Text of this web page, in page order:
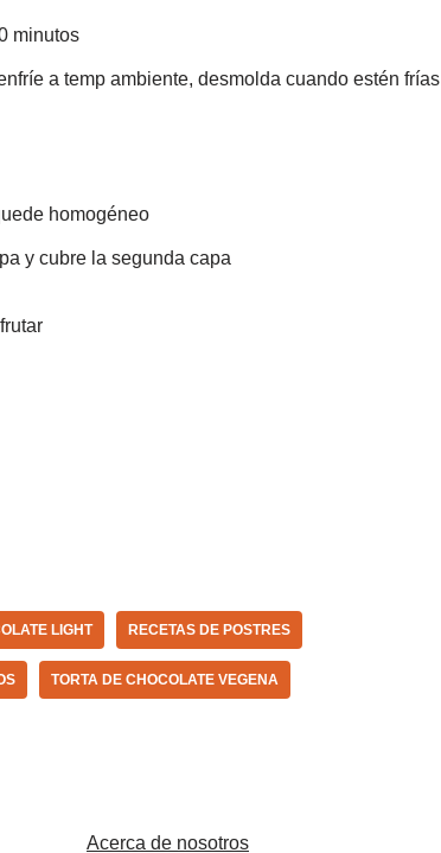
minutos
a temp ambiente, desmolda cuando estén frías
homogéneo
y cubre la segunda capa
LIGHT RECETAS DE POSTRES
TORTA DE CHOCOLATE VEGENA
Acerca de nosotros